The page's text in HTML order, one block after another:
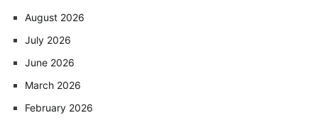
August 2026
July 2026
June 2026
March 2026
February 2026